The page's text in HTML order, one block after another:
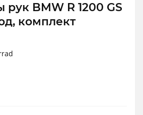
рук BMW R 1200 GS
комплект